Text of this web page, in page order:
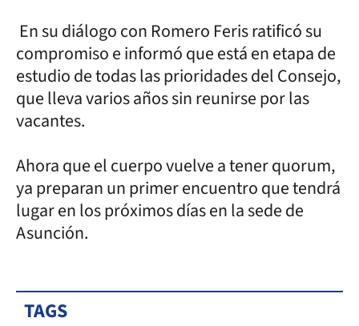
En su diálogo con Romero Feris ratificó su
compromiso e informó que está en etapa de
estudio de todas las prioridades del Consejo,
que lleva varios años sin reunirse por las
vacantes.
Ahora que el cuerpo vuelve a tener quorum,
ya preparan un primer encuentro que tendrá
lugar en los próximos días en la sede de
Asunción.
TAGS